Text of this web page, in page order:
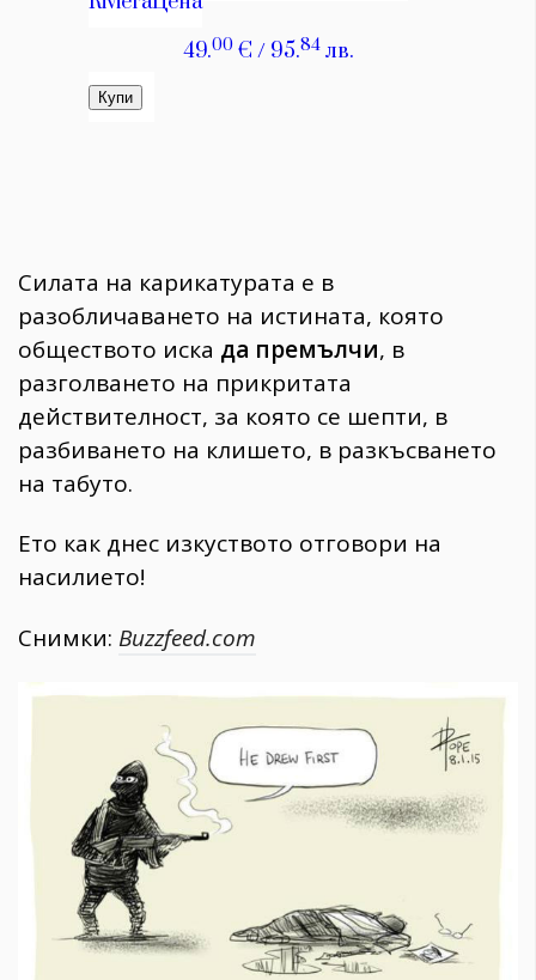
Силата на карикатурата е в
разобличаването на истината, която
обществото иска да премълчи, в
разголването на прикритата
действителност, за която се шепти, в
разбиването на клишето, в разкъсването
на табуто.
Ето как днес изкуството отговори на
насилието!
Снимки: Buzzfeed.com